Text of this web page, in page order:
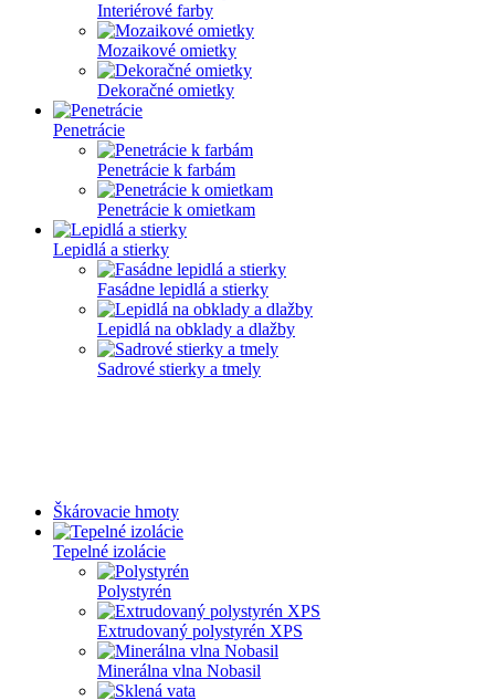
Interiérové farby
Mozaikové omietky
Dekoračné omietky
Penetrácie
Penetrácie k farbám
Penetrácie k omietkam
Lepidlá a stierky
Fasádne lepidlá a stierky
Lepidlá na obklady a dlažby
Sadrové stierky a tmely
Škárovacie hmoty
Tepelné izolácie
Polystyrén
Extrudovaný polystyrén XPS
Minerálna vlna Nobasil